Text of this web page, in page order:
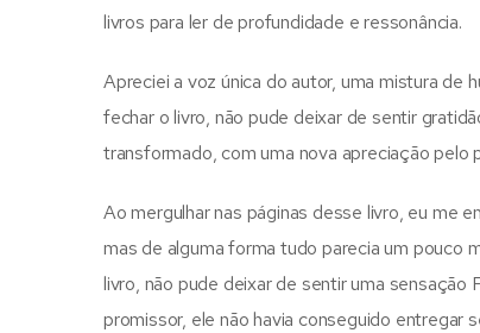
livros para ler de profundidade e ressonância.
Apreciei a voz única do autor, uma mistura
fechar o livro, não pude deixar de sentir
transformado, com uma nova apreciação
Ao mergulhar nas páginas desse livro, eu me
mas de alguma forma tudo parecia um pouco
livro, não pude deixar de sentir uma
promissor, ele não havia conseguido